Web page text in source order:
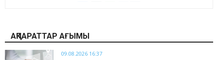
АҚПАРАТТАР АҒЫМЫ
09.08.2026 16:37